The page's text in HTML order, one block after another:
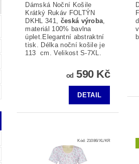
Dámská Noční Košile
Krátký Rukáv FOLTÝN
DKHL 341, česká výroba
materiál 100% bavlna
úplet.Elegantní abstraktní
tisk. Délka noční košile je
113 cm. Velikost S-7XL.
od 590 Kč
DETAIL
Kód: 21086/XL/KR